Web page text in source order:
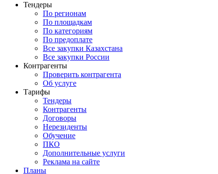
Тендеры
По регионам
По площадкам
По категориям
По предоплате
Все закупки Казахстана
Все закупки России
Контрагенты
Проверить контрагента
Об услуге
Тарифы
Тендеры
Контрагенты
Договоры
Нерезиденты
Обучение
ПКО
Дополнительные услуги
Реклама на сайте
Планы